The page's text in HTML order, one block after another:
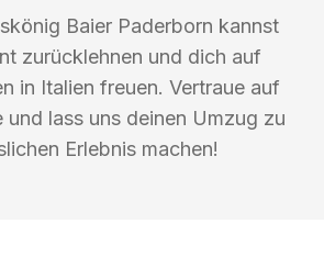
Baier Paderborn kannst
zurücklehnen und dich auf
in Italien freuen. Vertraue auf
und lass uns deinen Umzug zu
Erlebnis machen!